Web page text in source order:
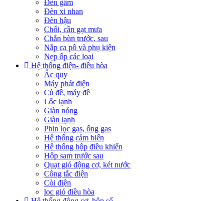
Đèn gầm
Đèn xi nhan
Đèn hậu
Chổi, cần gạt mưa
Chắn bùn trước, sau
Nắp ca pô và phụ kiện
Nẹp ốp các loại
Hệ thống điện- điều hòa
Ắc quy
Máy phát điện
Củ đề, máy đề
Lốc lạnh
Giàn nóng
Giàn lạnh
Phin lọc gas, ống gas
Hệ thống cảm biến
Hệ thống hộp điều khiển
Hộp sam trước sau
Quạt gió động cơ, két nước
Công tắc điện
Còi điện
lọc gió điều hòa